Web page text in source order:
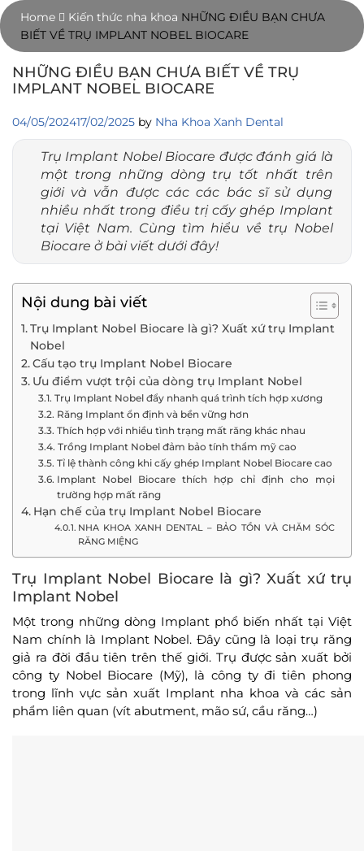
Skip
to
content
Home Kiến thức nha khoa NHỮNG ĐIỀU BẠN CHƯA
BIẾT VỀ TRỤ IMPLANT NOBEL BIOCARE
NHỮNG ĐIỀU BẠN CHƯA BIẾT VỀ TRỤ
IMPLANT NOBEL BIOCARE
04/05/202417/02/2025 by Nha Khoa Xanh Dental
Trụ Implant Nobel Biocare được đánh giá là
một trong những dòng trụ tốt nhất trên
giới và vẫn được các các bác sĩ sử dụng
nhiều nhất trong điều trị cấy ghép Implant
tại Việt Nam. Cùng tìm hiểu về trụ Nobel
Biocare ở bài viết dưới đây!
Nội dung bài viết
Trụ Implant Nobel Biocare là gì? Xuất xứ trụ Implant
Nobel
Cấu tạo trụ Implant Nobel Biocare
Ưu điểm vượt trội của dòng trụ Implant Nobel
Trụ Implant Nobel đẩy nhanh quá trình tích hợp xương
Răng Implant ổn định và bền vững hơn
Thích hợp với nhiều tình trạng mất răng khác nhau
Trồng Implant Nobel đảm bảo tính thẩm mỹ cao
Tỉ lệ thành công khi cấy ghép Implant Nobel Biocare cao
Implant Nobel Biocare thích hợp chỉ định cho mọi
trường hợp mất răng
Hạn chế của trụ Implant Nobel Biocare
NHA KHOA XANH DENTAL – BẢO TỒN VÀ CHĂM SÓC
RĂNG MIỆNG
Trụ Implant Nobel Biocare là gì? Xuất xứ trụ
Implant Nobel
Một trong những dòng Implant phổ biến nhất tại Việt
Nam chính là Implant Nobel. Đây cũng là loại trụ răng
giả ra đời đầu tiên trên thế giới. Trụ được sản xuất bởi
công ty Nobel Biocare (Mỹ), là công ty đi tiên phong
trong lĩnh vực sản xuất Implant nha khoa và các sản
phẩm liên quan (vít abutment, mão sứ, cầu răng…)